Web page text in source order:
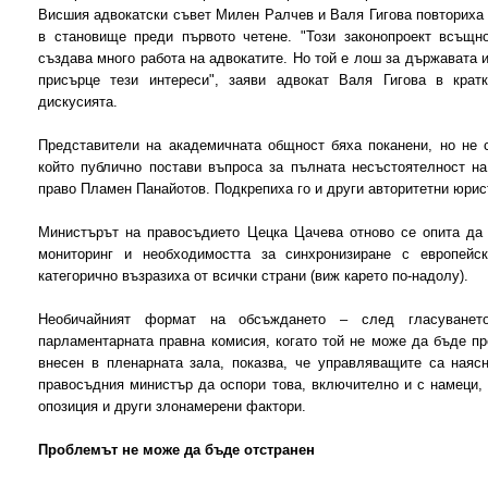
Висшия адвокатски съвет Милен Ралчев и Валя Гигова повториха
в становище преди първото четене. "Този законопроект
създава много работа на адвокатите. Но той е лош за държавата
присърце тези интереси", заяви адвокат Валя Гигова в
дискусията.
Представители на академичната общност бяха поканени, но
който публично постави въпроса за пълната несъстоятелност
право Пламен Панайотов. Подкрепиха го и други авторитетни
Министърът на правосъдието Цецка Цачева отново се опита да
мониторинг и необходимостта за синхронизиране с
категорично възразиха от всички страни (виж карето по-надолу).
Необичайният формат на обсъждането – след
парламентарната правна комисия, когато той не може да бъде
внесен в пленарната зала, показва, че управляващите са
правосъдния министър да оспори това, включително и с намеци,
опозиция и други злонамерени фактори.
Проблемът не може да бъде отстранен